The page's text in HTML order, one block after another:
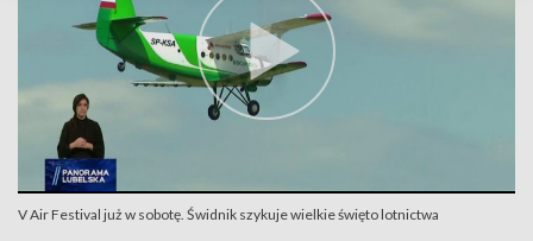
V Air Festival już w sobotę. Świdnik szykuje wielkie święto lotnictwa